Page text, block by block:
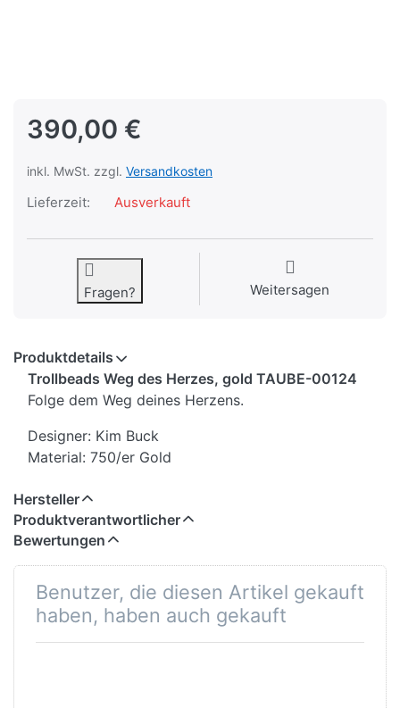
390,00 €
inkl. MwSt. zzgl. Versandkosten
Lieferzeit: Ausverkauft
Fragen? Weitersagen
Produktdetails
Trollbeads Weg des Herzes, gold TAUBE-00124
Folge dem Weg deines Herzens.
Designer: Kim Buck
Material: 750/er Gold
Hersteller
Produktverantwortlicher
Bewertungen
Benutzer, die diesen Artikel gekauft
haben, haben auch gekauft